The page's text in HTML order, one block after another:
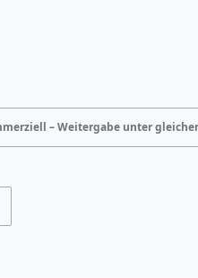
– Weitergabe unter